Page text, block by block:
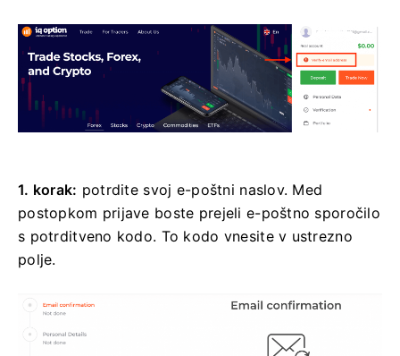
1. korak: potrdite svoj e-poštni naslov. Med
postopkom prijave boste prejeli e-poštno sporočilo
s potrditveno kodo. To kodo vnesite v ustrezno
polje.